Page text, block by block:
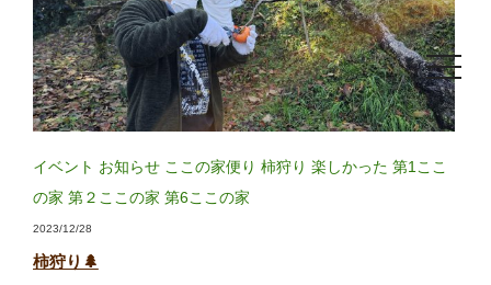
toggle
イベント お知らせ ここの家便り 柿狩り 楽しかった 第1ここ
の家 第２ここの家 第6ここの家
2023/12/28
柿狩り🌲